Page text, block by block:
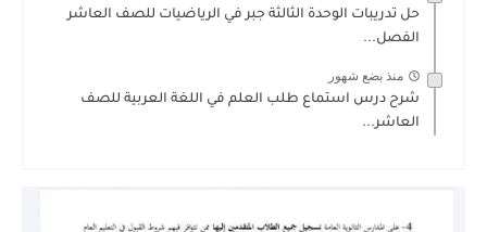
حل تدريبات الوحدة الثالثة جبر في الرياضيات للصف العاشر
الفصل...
منذ بضع شهور
شرح درس استماع طلب العلم في اللغة العربية للصف
العاشر...